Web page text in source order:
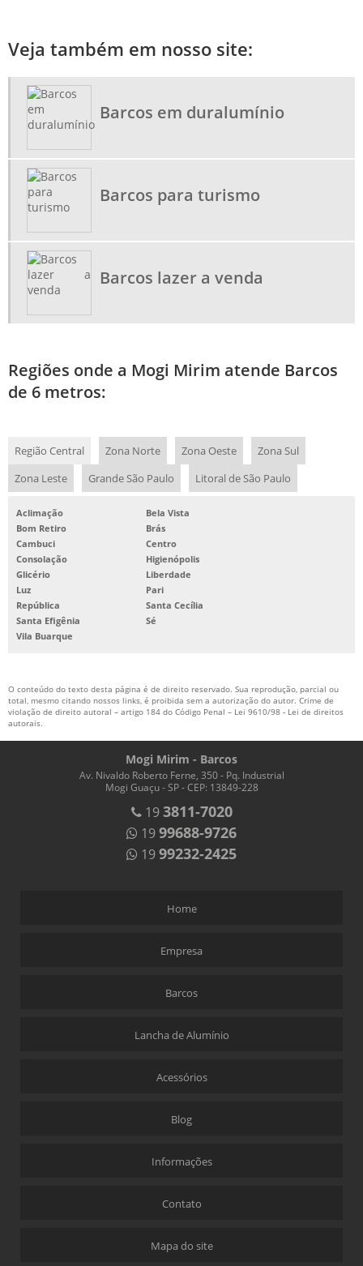
FABRICANTE DE BARCOS DE DURALUMÍNIO
FABRICANTE DE BOTE DE ALUMÍNIO
FABRICANTE DE CANOA SEMI CHATA
LOJA DE BARCO DE ALUMÍNIO
LOJA DE LANCHA DE ALUMÍNIO
Veja também em nosso site:
Barcos em duralumínio
Barcos para turismo
Barcos lazer a venda
Regiões onde a Mogi Mirim atende Barcos
de 6 metros:
Região Central Zona Norte Zona Oeste
Zona Sul
Zona Leste
Grande São Paulo Litoral de São Paulo
Aclimação
Bela Vista
Bom Retiro
Brás
Cambuci
Centro
Consolação
Higienópolis
Glicério
Liberdade
Luz
Pari
República
Santa Cecília
Santa Efigênia
Sé
Vila Buarque
O conteúdo do texto desta página é de direito reservado. Sua reprodução, parcial ou
total, mesmo citando nossos links, é proibida sem a autorização do autor. Crime de
violação de direito autoral – artigo 184 do Código Penal – Lei 9610/98 - Lei de direitos
autorais.
Mogi Mirim - Barcos
Av. Nivaldo Roberto Ferne, 350 - Pq. Industrial
Mogi Guaçu - SP - CEP: 13849-228
193811-7020
1999688-9726
1999232-2425
Home
Empresa
Barcos
Lancha de Alumínio
Acessórios
Blog
Informações
Contato
Mapa do site